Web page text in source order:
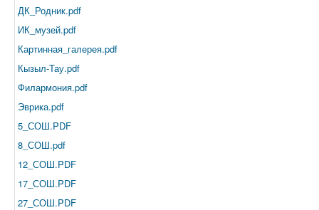
ДК_Родник.pdf
ИК_музей.pdf
Картинная_галерея.pdf
Кызыл-Тау.pdf
Филармония.pdf
Эврика.pdf
5_СОШ.PDF
8_СОШ.pdf
12_СОШ.PDF
17_СОШ.PDF
27_СОШ.PDF